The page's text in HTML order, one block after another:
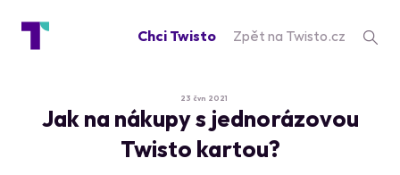
Chci Twisto Zpět na Twisto.cz
23 čvn 2021
Jak na nákupy s jednorázovou
Twisto kartou?